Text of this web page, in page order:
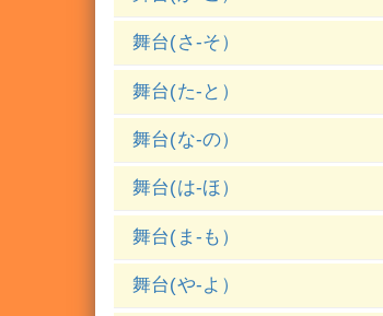
舞台(さ-そ）
舞台(た-と）
舞台(な-の）
舞台(は-ほ）
舞台(ま-も）
舞台(や-よ）